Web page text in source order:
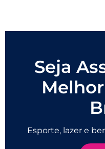
Seja
Esporte, lazer e